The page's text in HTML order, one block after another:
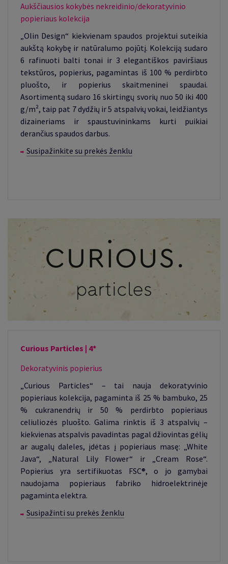
Aukščiausios kokybės nekreidinio/dekoratyvinio
popieriaus kolekcija
„Olin Design“ kiekvienam spaudos projektui suteikia
aukštą kokybę ir natūralumo pojūtį. Kolekciją sudaro
6 rafinuoti balti tonai ir 3 elegantiškos paviršiaus
tekstūros, popierius, pagamintas iš 100 % perdirbto
pluošto, ir popierius skaitmeninei spaudai.
Asortimentą sudaro 16 skirtingų svorių nuo 50 iki 400
g/m², taip pat 7 dydžių ir 5 atspalvių vokai, leidžiantys
dizaineriams ir spaustuvininkams kurti puikiai
derančius spaudos darbus.
Susipažinkite su prekės ženklu
Curious Particles | 4*
Dekoratyvinis popierius
„Curious Particles“ – tai nauja dekoratyvinio
popieriaus kolekcija, pagaminta iš 25 % bambuko, 25
% cukranendrių ir 50 % perdirbto popieriaus
celiuliozės pluošto. Galima rinktis iš 3 atspalvių –
kiekvienas atspalvis pavadintas pagal džiovintas gėlių
ar augalų daleles, įdėtas į popieriaus masę: „White
Java“, „Natural Lily Flower“ ir „Cream Rose“.
Popierius yra sertifikuotas FSC®, o jo gamybai
naudojama popieriaus fabriko hidroelektrinėje
pagaminta elektra.
Susipažinti su prekės ženklu